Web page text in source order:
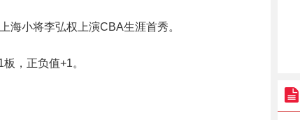
海小将李弘权上演CBA生涯首秀。
，正负值+1。